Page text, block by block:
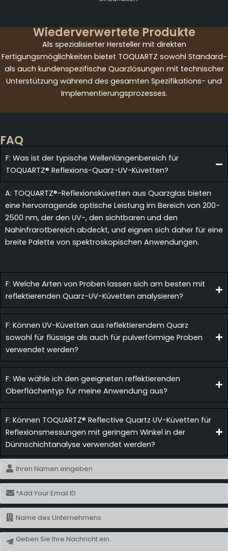
Wiederverwertete Produkte
Als spezialisierter Hersteller mit direkten
Fertigungsmöglichkeiten bietet TOQUARTZ sowohl Standard-
als auch kundenspezifische Quarzlösungen mit technischer
Unterstützung während des gesamten Spezifikations- und
Implementierungsprozesses.
FAQ
F: Was ist der typische Wellenlängenbereich für
TOQUARTZ® Reflexions-Quarz-UV-Küvetten?
A: TOQUARTZ®-Reflexionsküvetten aus Quarzglas bieten
eine hervorragende optische Leistung im Bereich von 200-
2500 nm, der den UV-, den sichtbaren und den
Nahinfrarotbereich abdeckt, und eignen sich daher für eine
breite Palette von spektroskopischen Anwendungen.
F: Welche Arten von Proben lassen sich am besten mit
reflektierenden Quarz-UV-Küvetten analysieren?
F: Können UV-Küvetten aus reflektierendem Quarz
sowohl für flüssige als auch für pulverförmige Proben
verwendet werden?
F: Wie wähle ich den geeigneten reflektierenden
Oberflächentyp für meine Anwendung aus?
F: Können TOQUARTZ® Reflective Quartz UV-Küvetten für
Reflexionsmessungen mit geringem Winkel in der
Dünnschichtanalyse verwendet werden?
Name
E-
Mail
Name
Nachricht